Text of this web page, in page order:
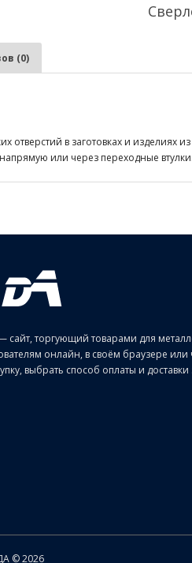
(0)
отверстий в заготовках и изделиях
или через переходные втулки.
сайт, торгующий товарами для
онлайн, в своём браузере
выбрать способ оплаты и доставки
© 2026